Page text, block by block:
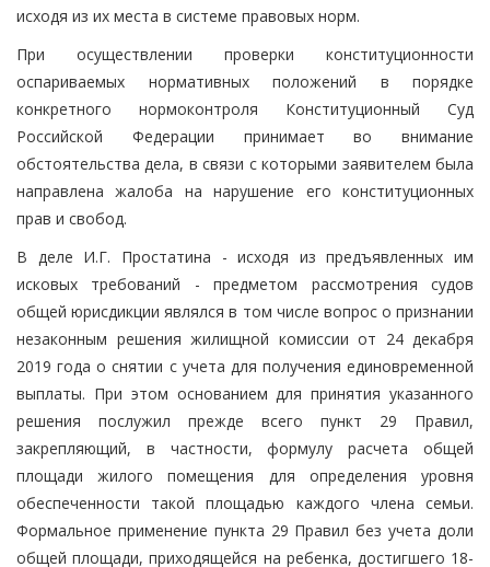
исходя из их места в системе правовых норм.
При осуществлении проверки конституционности
оспариваемых нормативных положений в порядке
конкретного нормоконтроля Конституционный Суд
Российской Федерации принимает во внимание
обстоятельства дела, в связи с которыми заявителем была
направлена жалоба на нарушение его конституционных
прав и свобод.
В деле И.Г. Простатина - исходя из предъявленных им
исковых требований - предметом рассмотрения судов
общей юрисдикции являлся в том числе вопрос о признании
незаконным решения жилищной комиссии от 24 декабря
2019 года о снятии с учета для получения единовременной
выплаты. При этом основанием для принятия указанного
решения послужил прежде всего пункт 29 Правил,
закрепляющий, в частности, формулу расчета общей
площади жилого помещения для определения уровня
обеспеченности такой площадью каждого члена семьи.
Формальное применение пункта 29 Правил без учета доли
общей площади, приходящейся на ребенка, достигшего 18-